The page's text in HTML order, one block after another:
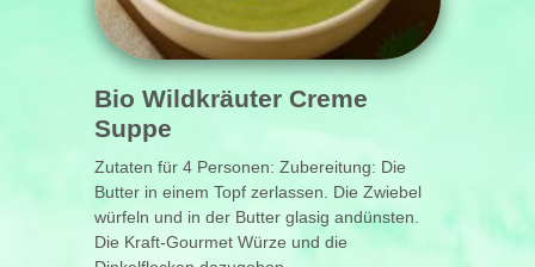
Bio Wildkräuter Creme
Suppe
Zutaten für 4 Personen: Zubereitung: Die
Butter in einem Topf zerlassen. Die Zwiebel
würfeln und in der Butter glasig andünsten.
Die Kraft-Gourmet Würze und die